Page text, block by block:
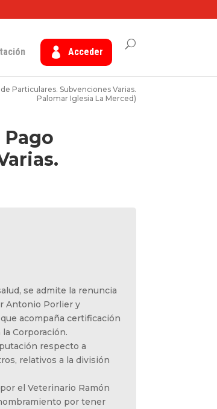
Acceder
Particulares. Subvenciones Varias.
Palomar Iglesia La Merced)
Pago
se admite la renuncia
Antonio Porlier y
acompaña certificación
Corporación.
respecto a
relativos a la división
el Veterinario Ramón
por tener